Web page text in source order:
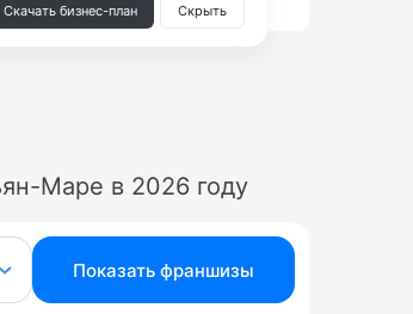
бизнес-план ↓
Маре в 2026 году
Показать франшизы
Скачать бизнес-план Скрыть